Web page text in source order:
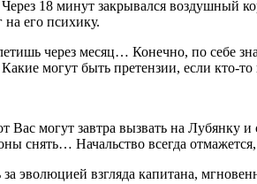
18 минут закрывался воздушный
его психику.
через месяц… Конечно, по себе
могут быть претензии, если кто-
Вас могут завтра вызвать на Лубянку
снять… Начальство всегда
эволюцией взгляда капитана,